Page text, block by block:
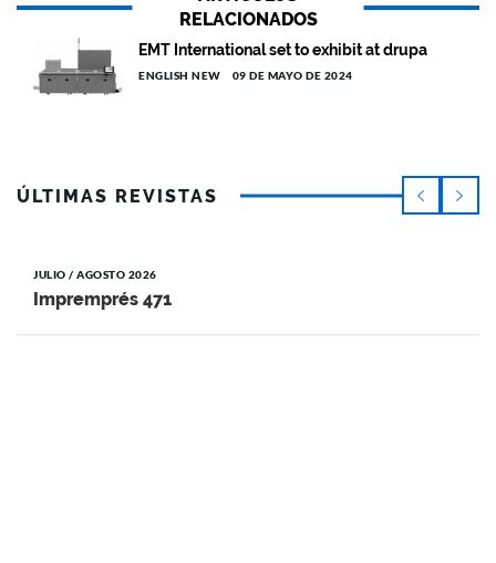
RELACIONADOS
EMT International set to exhibit at drupa
ENGLISH NEW 09 DE MAYO DE 2024
ÚLTIMAS REVISTAS
JULIO / AGOSTO 2026
Impremprés 471